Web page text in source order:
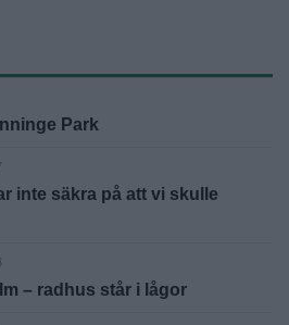
Park
inte säkra på att vi skulle
– radhus står i lågor